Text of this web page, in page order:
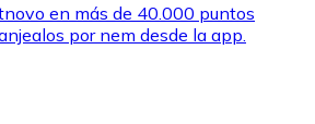
en más de 40.000 puntos
por nem desde la app.